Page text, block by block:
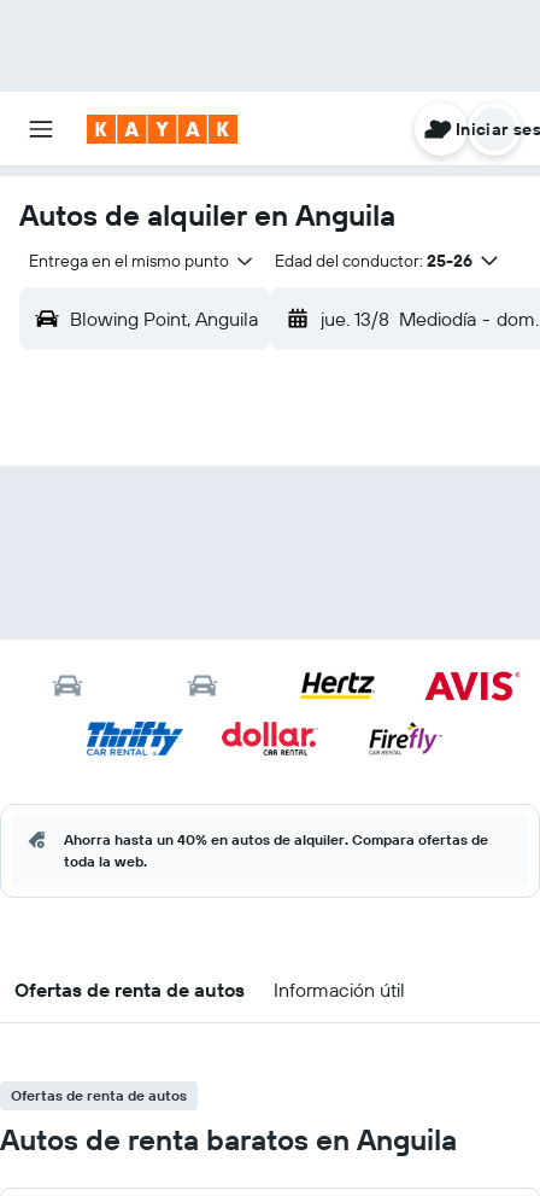
Iniciar
Autos de alquiler en Anguila
Entrega en el mismo punto Edad del conductor: 25-26
Blowing Point, Anguila jue. 13/8 Mediodía -
Ahorra hasta un 40% en autos de alquiler. Compara ofertas de
toda la web.
Ofertas de renta de autos Información útil
Ofertas de renta de autos
Autos de renta baratos en Anguila